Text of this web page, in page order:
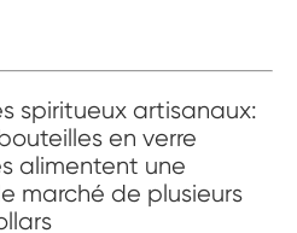
spiritueux artisanaux:
en verre
alimentent une
marché de plusieurs